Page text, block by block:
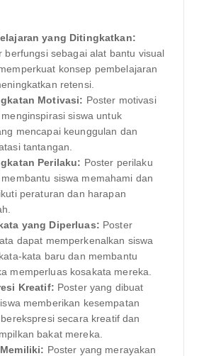
yang Ditingkatkan:
berfungsi sebagai alat bantu visual
konsep pembelajaran
retensi.
Motivasi: Poster motivasi
siswa untuk
mencapai keunggulan dan
tantangan.
Perilaku: Poster perilaku
siswa memahami dan
peraturan dan harapan
yang Diperluas: Poster
dapat memperkenalkan siswa
kata baru dan membantu
memperluas kosakata mereka.
Kreatif: Poster yang dibuat
memberikan kesempatan
secara kreatif dan
bakat mereka.
Poster yang merayakan